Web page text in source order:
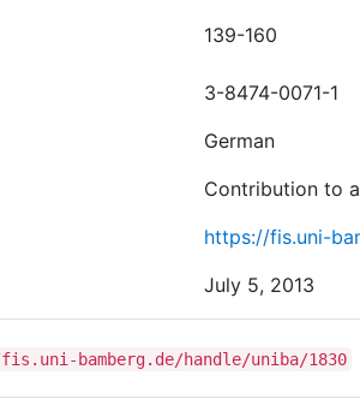
139-160
3-8474-0071-1
German
Contribution to
https://fis.uni-
July 5, 2013
bamberg.de/handle/uniba/1830